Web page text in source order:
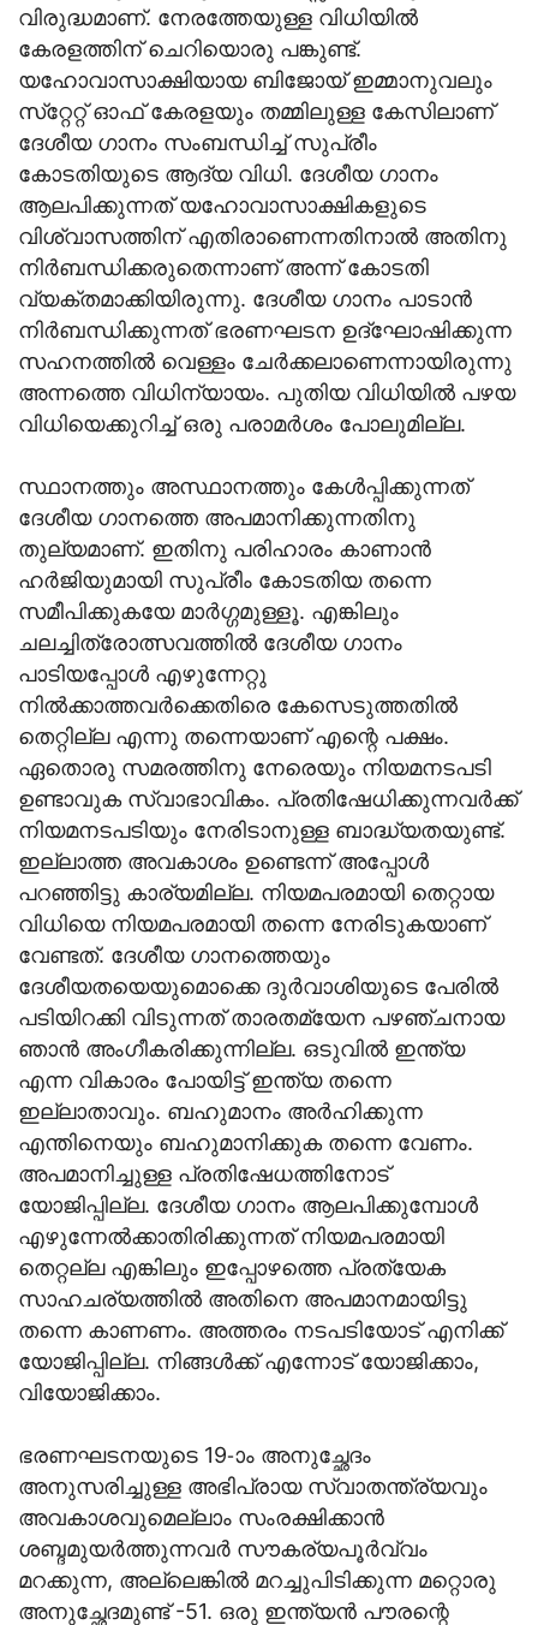
വിരുദ്ധമാണ്. നേരത്തേയുള്ള വിധിയില്‍
കേരളത്തിന് ചെറിയൊരു പങ്കുണ്ട്.
യഹോവാസാക്ഷിയായ ബിജോയ് ഇമ്മാനുവലും
സ്‌റ്റേറ്റ് ഓഫ് കേരളയും തമ്മിലുള്ള കേസിലാണ്
ദേശീയ ഗാനം സംബന്ധിച്ച് സുപ്രീം
കോടതിയുടെ ആദ്യ വിധി. ദേശീയ ഗാനം
ആലപിക്കുന്നത് യഹോവാസാക്ഷികളുടെ
വിശ്വാസത്തിന് എതിരാണെന്നതിനാല്‍ അതിനു
നിര്‍ബന്ധിക്കരുതെന്നാണ് അന്ന് കോടതി
വ്യക്തമാക്കിയിരുന്നു. ദേശീയ ഗാനം പാടാന്‍
നിര്‍ബന്ധിക്കുന്നത് ഭരണഘടന ഉദ്‌ഘോഷിക്കുന്ന
സഹനത്തില്‍ വെള്ളം ചേര്‍ക്കലാണെന്നായിരുന്നു
അന്നത്തെ വിധിന്യായം. പുതിയ വിധിയില്‍ പഴയ
വിധിയെക്കുറിച്ച് ഒരു പരാമര്‍ശം പോലുമില്ല.
സ്ഥാനത്തും അസ്ഥാനത്തും കേള്‍പ്പിക്കുന്നത്
ദേശീയ ഗാനത്തെ അപമാനിക്കുന്നതിനു
തുല്യമാണ്. ഇതിനു പരിഹാരം കാണാന്‍
ഹര്‍ജിയുമായി സുപ്രീം കോടതിയ തന്നെ
സമീപിക്കുകയേ മാര്‍ഗ്ഗമുള്ളൂ. എങ്കിലും
ചലച്ചിത്രോത്സവത്തില്‍ ദേശീയ ഗാനം
പാടിയപ്പോള്‍ എഴുന്നേറ്റു
നില്‍ക്കാത്തവര്‍ക്കെതിരെ കേസെടുത്തതില്‍
തെറ്റില്ല എന്നു തന്നെയാണ് എന്റെ പക്ഷം.
ഏതൊരു സമരത്തിനു നേരെയും നിയമനടപടി
ഉണ്ടാവുക സ്വാഭാവികം. പ്രതിഷേധിക്കുന്നവര്‍ക്ക്
നിയമനടപടിയും നേരിടാനുള്ള ബാദ്ധ്യതയുണ്ട്.
ഇല്ലാത്ത അവകാശം ഉണ്ടെന്ന് അപ്പോള്‍
പറഞ്ഞിട്ടു കാര്യമില്ല. നിയമപരമായി തെറ്റായ
വിധിയെ നിയമപരമായി തന്നെ നേരിടുകയാണ്
വേണ്ടത്. ദേശീയ ഗാനത്തെയും
ദേശീയതയെയുമൊക്കെ ദുര്‍വാശിയുടെ പേരില്‍
പടിയിറക്കി വിടുന്നത് താരതമ്യേന പഴഞ്ചനായ
ഞാന്‍ അംഗീകരിക്കുന്നില്ല. ഒടുവില്‍ ഇന്ത്യ
എന്ന വികാരം പോയിട്ട് ഇന്ത്യ തന്നെ
ഇല്ലാതാവും. ബഹുമാനം അര്‍ഹിക്കുന്ന
എന്തിനെയും ബഹുമാനിക്കുക തന്നെ വേണം.
അപമാനിച്ചുള്ള പ്രതിഷേധത്തിനോട്
യോജിപ്പില്ല. ദേശീയ ഗാനം ആലപിക്കുമ്പോള്‍
എഴുന്നേല്‍ക്കാതിരിക്കുന്നത് നിയമപരമായി
തെറ്റല്ല എങ്കിലും ഇപ്പോഴത്തെ പ്രത്യേക
സാഹചര്യത്തില്‍ അതിനെ അപമാനമായിട്ടു
തന്നെ കാണണം. അത്തരം നടപടിയോട് എനിക്ക്
യോജിപ്പില്ല. നിങ്ങള്‍ക്ക് എന്നോട് യോജിക്കാം,
വിയോജിക്കാം.
ഭരണഘടനയുടെ 19-ാം അനുച്ഛേദം
അനുസരിച്ചുള്ള അഭിപ്രായ സ്വാതന്ത്ര്യവും
അവകാശവുമെല്ലാം സംരക്ഷിക്കാന്‍
ശബ്ദമുയര്‍ത്തുന്നവര്‍ സൗകര്യപൂര്‍വ്വം
മറക്കുന്ന, അല്ലെങ്കില്‍ മറച്ചുപിടിക്കുന്ന മറ്റൊരു
അനുച്ഛേദമുണ്ട് -51. ഒരു ഇന്ത്യന്‍ പൗരന്റെ